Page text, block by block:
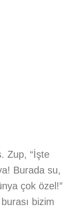
Zup, “İşte
Burada su,
çok özel!”
bizim